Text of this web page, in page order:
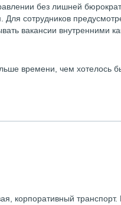
без лишней
Для сотрудников
вакансии внутренними
времени, чем хотелось
корпоративный транспорт.